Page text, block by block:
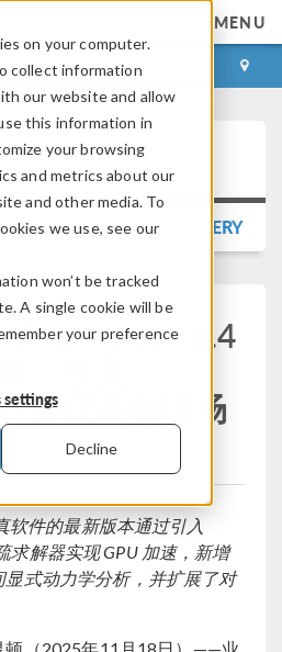
on your computer.
collect information
our website and allow
this information in
your browsing
and metrics about our
and other media. To
we use, see our
won’t be tracked
A single cookie will be
your preference
settings
Decline
MENU
LOG IN CONTACT
PRESS RELEASE GALLERY
® 6.4
，引入
加速多物理场
软件的最新版本通过引入
求解器实现 GPU 加速，新增
式动力学分析，并扩展了对